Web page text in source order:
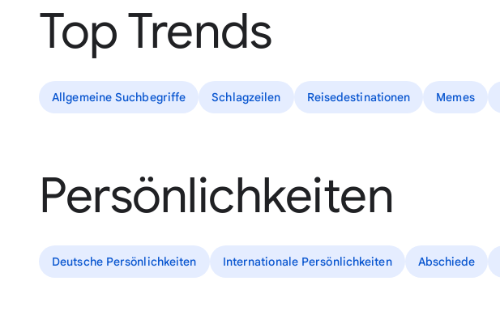
Top Trends
Allgemeine Suchbegriffe Schlagzeilen Reisedestinationen Memes
Persönlichkeiten
Deutsche Persönlichkeiten Internationale Persönlichkeiten Abschiede